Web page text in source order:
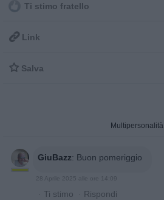
Ti stimo fratello
 Link
 Salva
Multipersonalità
GiuBazz: Buon pomeriggio
28 Aprile 2025 alle ore 14:09
· Ti stimo · Rispondi